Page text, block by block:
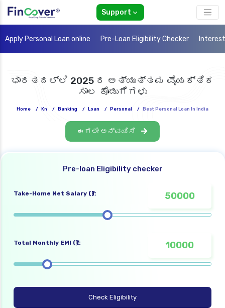
Support
Apply Personal Loan online Pre-Loan Eligibility Checker
ಭಾರತದಲ್ಲಿ 2025 ರ ಅತ್ಯುತ್ತಮ ವೈಯಕ್ತಿಕ
ಸಾಲ ಕೊಡುಗೆಗಳು
Home / Kn / Banking / Loan / Personal / Best Personal Loan In India
ಈಗಲೇ ಅನ್ವಯಿಸಿ
Pre-loan Eligibility checker
Take-Home Net Salary (₹):
Total Monthly EMI (₹):
Check Eligibility